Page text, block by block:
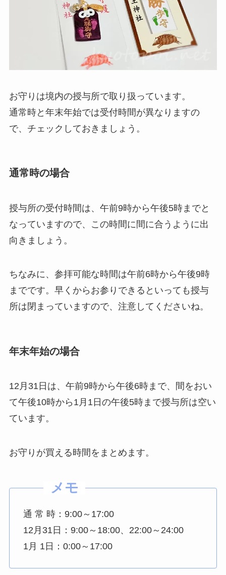
お守りは境内の授与所で取り扱っています。
通常時と年末年始では受付時間が異なりますの
で、チェックしておきましょう。
通常時の場合
授与所の受付時間は、午前9時から午後5時までと
なっていますので、この時間に間に合うように出
向きましょう。
ちなみに、参拝可能な時間は午前6時から午後9時
までです。早くからお参りできるといっても授与
所は閉まっていますので、注意してくださいね。
年末年始の場合
12月31日は、午前9時から午後6時まで、間をおい
て午後10時から1月1日の午後5時まで授与所は空い
ています。
お守りが買える時間をまとめます。
通 常 時：9:00～17:00
12月31日：9:00～18:00、22:00～24:00
1月 1日：0:00～17:00